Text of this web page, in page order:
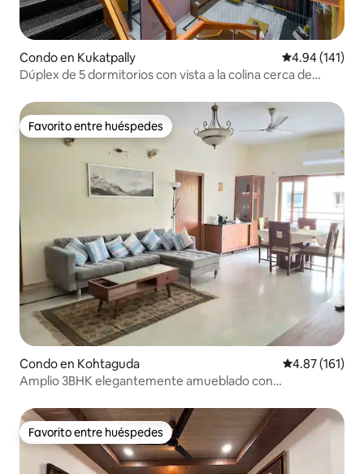
Condo en Kukatpally Calificación
4.94 (141)
Dúplex de 5 dormitorios con vista a la colina cerca de
Favorito entre huéspedes
Favorito entre huéspedes
Condo en Kohtaguda Calificación
4.87 (161)
Amplio 3BHK elegantemente amueblado con
Favorito entre huéspedes
Favorito entre huéspedes